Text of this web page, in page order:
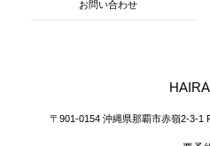
お問い合わせ
〒901-0154 沖縄県那覇市赤嶺2-3-1